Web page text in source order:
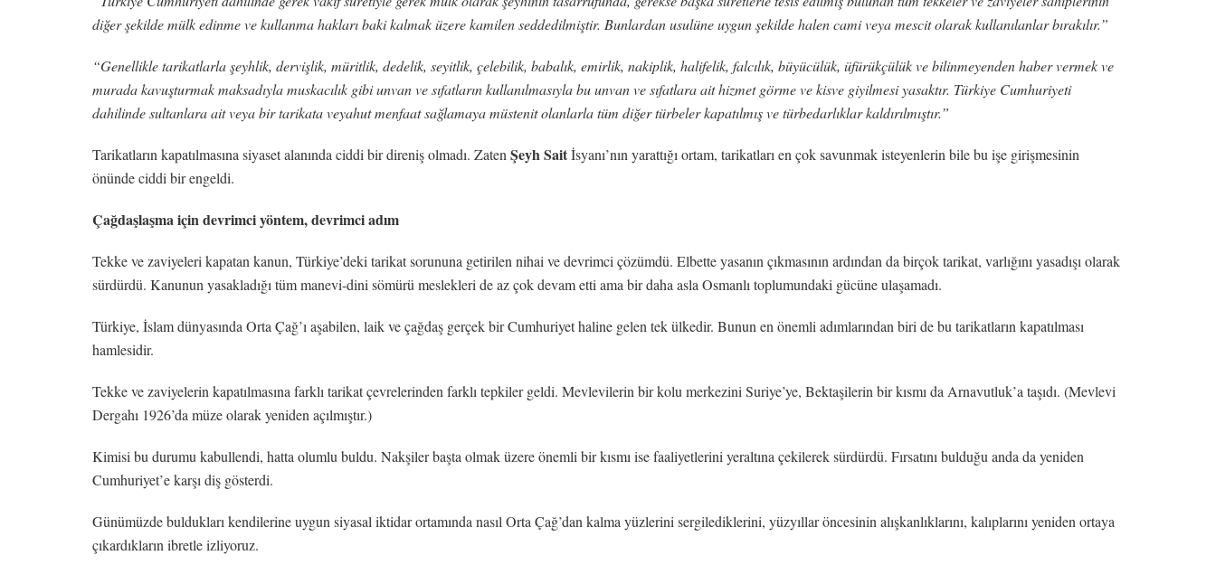
diğer şekilde mülk edinme ve kullanma hakları baki kalmak üzere kamilen seddedilmiştir. Bunlardan usulüne uygun şekilde halen cami veya mescit olarak kullanılanlar bırakılır.”
“Genellikle tarikatlarla şeyhlik, dervişlik, müritlik, dedelik, seyitlik, çelebilik, babalık, emirlik, nakiplik, halifelik, falcılık, büyücülük, üfürükçülük ve bilinmeyenden haber vermek ve
murada kavuşturmak maksadıyla muskacılık gibi unvan ve sıfatların kullanılmasıyla bu unvan ve sıfatlara ait hizmet görme ve kisve giyilmesi yasaktır. Türkiye Cumhuriyeti
dahilinde sultanlara ait veya bir tarikata veyahut menfaat sağlamaya müstenit olanlarla tüm diğer türbeler kapatılmış ve türbedarlıklar kaldırılmıştır.”
Tarikatların kapatılmasına siyaset alanında ciddi bir direniş olmadı. Zaten Şeyh Saitİsyanı’nın yarattığı ortam, tarikatları en çok savunmak isteyenlerin bile bu işe girişmesinin
önünde ciddi bir engeldi.
Çağdaşlaşma için devrimci yöntem, devrimci adım
Tekke ve zaviyeleri kapatan kanun, Türkiye’deki tarikat sorununa getirilen nihai ve devrimci çözümdü. Elbette yasanın çıkmasının ardından da birçok tarikat, varlığını yasadışı olarak
sürdürdü. Kanunun yasakladığı tüm manevi-dini sömürü meslekleri de az çok devam etti ama bir daha asla Osmanlı toplumundaki gücüne ulaşamadı.
Türkiye, İslam dünyasında Orta Çağ’ı aşabilen, laik ve çağdaş gerçek bir Cumhuriyet haline gelen tek ülkedir. Bunun en önemli adımlarından biri de bu tarikatların kapatılması
hamlesidir.
Tekke ve zaviyelerin kapatılmasına farklı tarikat çevrelerinden farklı tepkiler geldi. Mevlevilerin bir kolu merkezini Suriye’ye, Bektaşilerin bir kısmı da Arnavutluk’a taşıdı. (Mevlevi
Dergahı 1926’da müze olarak yeniden açılmıştır.)
Kimisi bu durumu kabullendi, hatta olumlu buldu. Nakşiler başta olmak üzere önemli bir kısmı ise faaliyetlerini yeraltına çekilerek sürdürdü. Fırsatını bulduğu anda da yeniden
Cumhuriyet’e karşı diş gösterdi.
Günümüzde buldukları kendilerine uygun siyasal iktidar ortamında nasıl Orta Çağ’dan kalma yüzlerini sergilediklerini, yüzyıllar öncesinin alışkanlıklarını, kalıplarını yeniden ortaya
çıkardıkların ibretle izliyoruz.